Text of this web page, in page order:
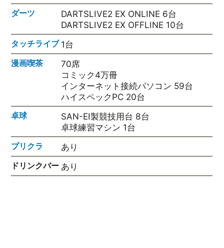
ダーツ
DARTSLIVE2 EX ONLINE 6台
DARTSLIVE2 EX OFFLINE 10台
タッチライブ 1台
漫画喫茶
70席
コミック4万冊
インターネット接続パソコン 59台
ハイスペックPC 20台
卓球
SAN-EI製競技用台 8台
卓球練習マシン 1台
プリクラ あり
ドリンクバー あり